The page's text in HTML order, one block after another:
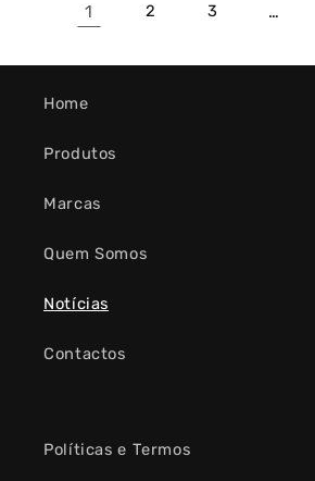
1 2 3 …
Home
Produtos
Marcas
Quem Somos
Notícias
Contactos
Políticas e Termos